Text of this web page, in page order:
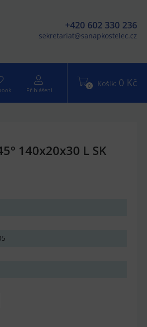
+420 602 330 236
sekretariat@sanapkostelec.cz
0 Košík: 0 Kč
Přihlášení
140x20x30 L SK